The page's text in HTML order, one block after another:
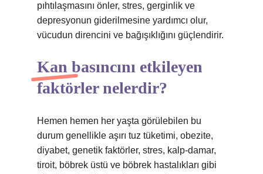
pıhtılaşmasını önler, stres, gerginlik ve
depresyonun giderilmesine yardımcı olur,
vücudun direncini ve bağışıklığını güçlendirir.
Kan basıncını etkileyen
faktörler nelerdir?
Hemen hemen her yaşta görülebilen bu
durum genellikle aşırı tuz tüketimi, obezite,
diyabet, genetik faktörler, stres, kalp-damar,
tiroit, böbrek üstü ve böbrek hastalıkları gibi